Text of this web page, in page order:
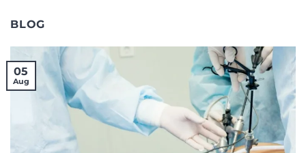
BLOG
05
Aug